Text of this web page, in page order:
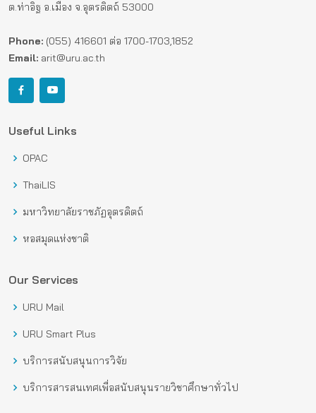
ต.ท่าอิฐ อ.เมือง จ.อุตรดิตถ์ 53000
Phone: (055) 416601 ต่อ 1700-1703,1852
Email: arit@uru.ac.th
Useful Links
OPAC
ThaiLIS
มหาวิทยาลัยราชภัฏอุตรดิตถ์
หอสมุดแห่งชาติ
Our Services
URU Mail
URU Smart Plus
บริการสนับสนุนการวิจัย
บริการสารสนเทศเพื่อสนับสนุนรายวิชาศึกษาทั่วไป